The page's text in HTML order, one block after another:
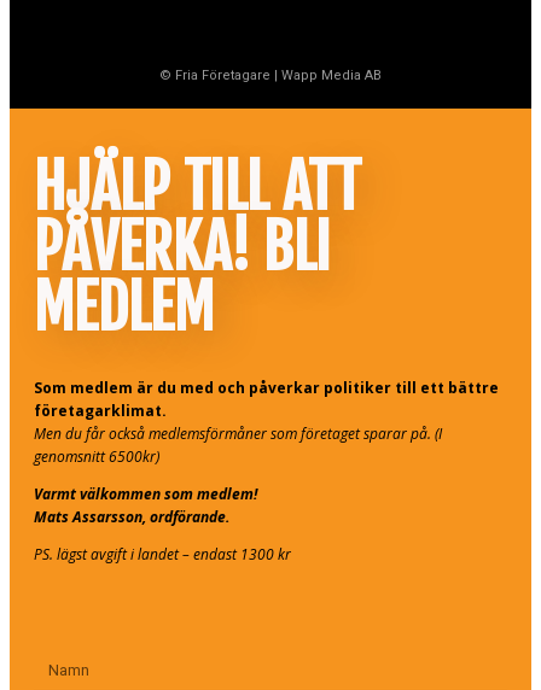
© Fria Företagare | Wapp Media AB
HJÄLP TILL ATT
PÅVERKA! BLI
MEDLEM
Som medlem är du med och påverkar politiker till ett bättre
företagarklimat.
Men du får också medlemsförmåner som företaget sparar på. (I
genomsnitt 6500kr)
Varmt välkommen som medlem!
Mats Assarsson, ordförande.
PS. lägst avgift i landet – endast 1300 kr